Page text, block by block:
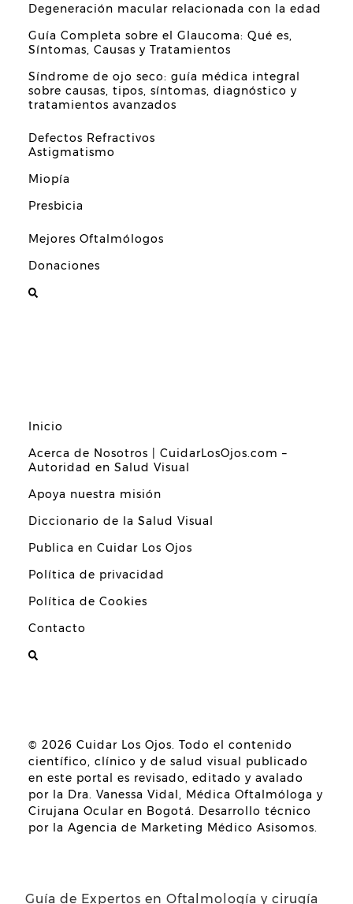
Degeneración macular relacionada con la edad
Guía Completa sobre el Glaucoma: Qué es,
Síntomas, Causas y Tratamientos
Síndrome de ojo seco: guía médica integral
sobre causas, tipos, síntomas, diagnóstico y
tratamientos avanzados
Defectos Refractivos
Astigmatismo
Miopía
Presbicia
Mejores Oftalmólogos
Donaciones
Inicio
Acerca de Nosotros | CuidarLosOjos.com –
Autoridad en Salud Visual
Apoya nuestra misión
Diccionario de la Salud Visual
Publica en Cuidar Los Ojos
Política de privacidad
Política de Cookies
Contacto
© 2026 Cuidar Los Ojos. Todo el contenido
científico, clínico y de salud visual publicado
en este portal es revisado, editado y avalado
por la Dra. Vanessa Vidal, Médica Oftalmóloga y
Cirujana Ocular en Bogotá. Desarrollo técnico
por la Agencia de Marketing Médico Asisomos.
Guía de Expertos en Oftalmología y cirugía